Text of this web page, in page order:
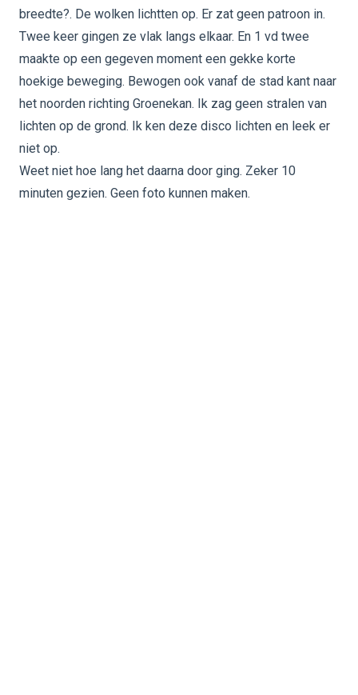
breedte?. De wolken lichtten op. Er zat geen patroon in.
Twee keer gingen ze vlak langs elkaar. En 1 vd twee
maakte op een gegeven moment een gekke korte
hoekige beweging. Bewogen ook vanaf de stad kant naar
het noorden richting Groenekan. Ik zag geen stralen van
lichten op de grond. Ik ken deze disco lichten en leek er
niet op.
Weet niet hoe lang het daarna door ging. Zeker 10
minuten gezien. Geen foto kunnen maken.